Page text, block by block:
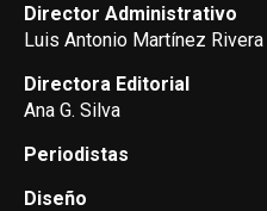
Director Administrativo
Luis Antonio Martínez Rivera
Directora Editorial
Ana G. Silva
Periodistas
Diseño